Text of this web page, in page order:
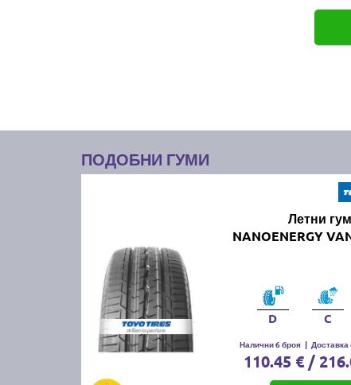
ПОДОБНИ ГУМИ
Летни
NANOENERGY
D C
Налични 6 броя | Доставка
110.45 € /